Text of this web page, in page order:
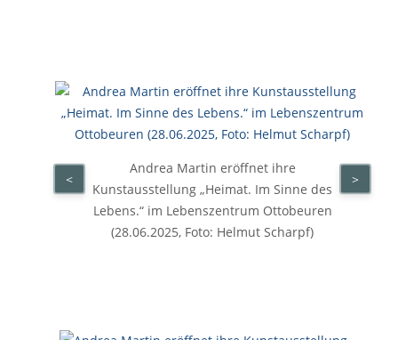
Andrea Martin eröffnet ihre
Kunstausstellung „Heimat. Im Sinne des
Lebens.“ im Lebenszentrum Ottobeuren
(28.06.2025, Foto: Helmut Scharpf)
< >